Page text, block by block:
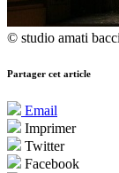
© studio amati
Partager cet article
Email
Imprimer
Twitter
Facebook